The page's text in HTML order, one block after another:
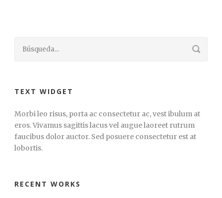
TEXT WIDGET
Morbi leo risus, porta ac consectetur ac, vest ibulum at
eros. Vivamus sagittis lacus vel augue laoreet rutrum
faucibus dolor auctor. Sed posuere consectetur est at
lobortis.
RECENT WORKS